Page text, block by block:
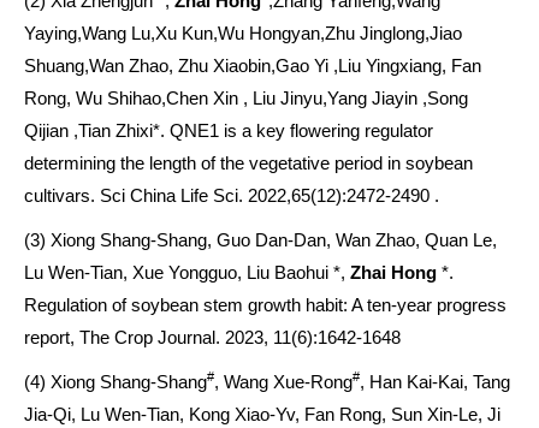
Yaying,Wang Lu,Xu Kun,Wu Hongyan,Zhu Jinglong,Jiao
Shuang,Wan Zhao, Zhu Xiaobin,Gao Yi ,Liu Yingxiang, Fan
Rong, Wu Shihao,Chen Xin , Liu Jinyu,Yang Jiayin ,Song
Qijian ,Tian Zhixi*. QNE1 is a key flowering regulator
determining the length of the vegetative period in soybean
cultivars. Sci China Life Sci. 2022,65(12):2472-2490 .
(3) Xiong Shang-Shang, Guo Dan-Dan, Wan Zhao, Quan Le,
Lu Wen-Tian, Xue Yongguo, Liu Baohui *, Zhai Hong *.
Regulation of soybean stem growth habit: A ten-year progress
report, The Crop Journal. 2023, 11(6):1642-1648
(4) Xiong Shang-Shang#, Wang Xue-Rong#, Han Kai-Kai, Tang
Jia-Qi, Lu Wen-Tian, Kong Xiao-Yv, Fan Rong, Sun Xin-Le, Ji